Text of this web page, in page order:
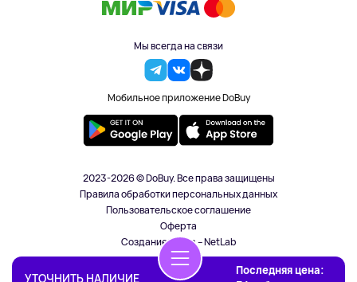
УТОЧНИТЬ НАЛИЧИЕ
Последняя цена:
Мы всегда на связи
Мобильное приложение DoBuy
2023-2026 © DoBuy. Все права защищены
Правила обработки персональных данных
Пользовательское соглашение
Оферта
Создание сайта – NetLab